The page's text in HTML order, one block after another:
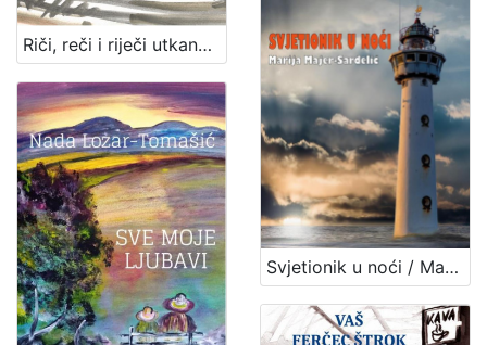
Riči, reči i riječi utkane u mozaik života : zajednička zbirka poezije članova Udruge "Vladimir Maleković" / priredila Đurđica Haladi ; pogovor Snježana Zrinjan
Svjetionik u noći / Marija Majer-Sardelić